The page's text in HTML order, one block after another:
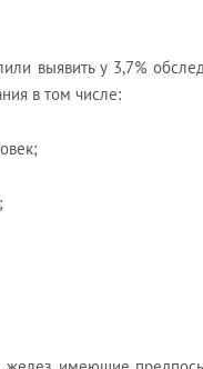
выявить у 3,7%
в том числе: